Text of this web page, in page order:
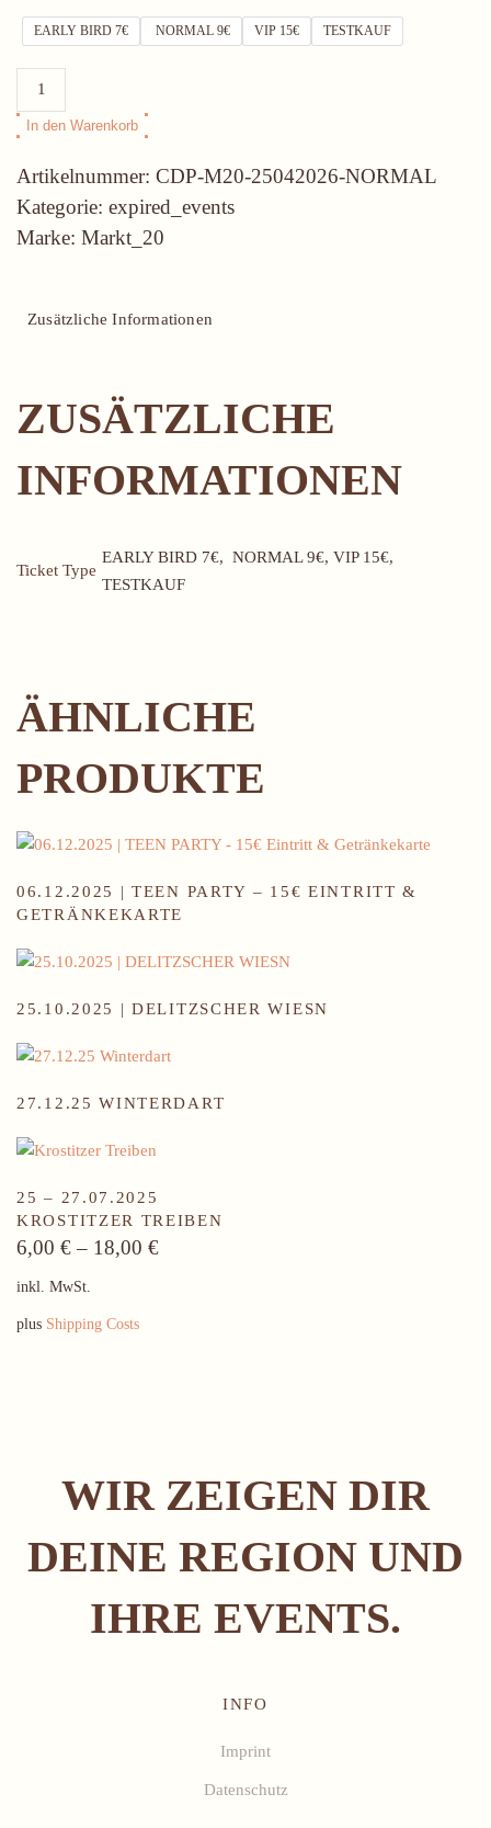
EARLY BIRD 7€ NORMAL 9€ VIP 15€ TESTKAUF
25.04.26
All
You
Dance
Menge
In den Warenkorb
Artikelnummer: CDP-M20-25042026-NORMAL
Kategorie: expired_events
Marke: Markt_20
Zusätzliche Informationen
ZUSÄTZLICHE
INFORMATIONEN
Ticket Type
EARLY BIRD 7€, NORMAL 9€, VIP 15€,
TESTKAUF
ÄHNLICHE
PRODUKTE
06.12.2025 | TEEN PARTY – 15€ EINTRITT &
GETRÄNKEKARTE
25.10.2025 | DELITZSCHER WIESN
27.12.25 WINTERDART
25 – 27.07.2025
KROSTITZER TREIBEN
6,00 €– 18,00 €
inkl. MwSt.
plus Shipping Costs
WIR ZEIGEN DIR
DEINE REGION UND
IHRE EVENTS.
INFO
Imprint
Datenschutz